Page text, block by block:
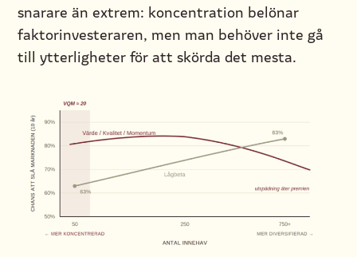
snarare än extrem: koncentration belönar
faktorinvesteraren, men man behöver inte gå
till ytterligheter för att skörda det mesta.